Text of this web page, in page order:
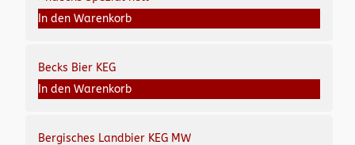
In den Warenkorb
Becks Bier KEG
In den Warenkorb
Bergisches Landbier KEG MW